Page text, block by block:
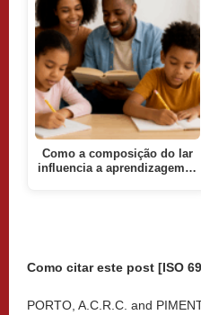
Como a composição do lar
influencia a aprendizagem…
Como citar este post [ISO
PORTO, A.C.R.C. and